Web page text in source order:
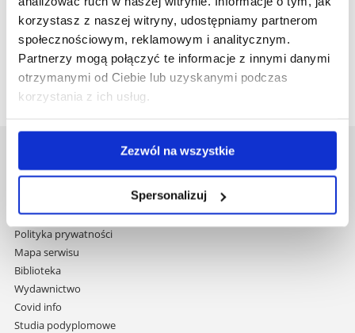
korzystasz z naszej witryny, udostępniamy partnerom
społecznościowym, reklamowym i analitycznym.
Partnerzy mogą połączyć te informacje z innymi danymi
otrzymanymi od Ciebie lub uzyskanymi podczas
korzystania z ich usług.
Zezwól na wszystkie
Spersonalizuj
Rozstrzygnięcie wewnętrznego postępowania
konkursowego na kierowników Katedr
Uniwersytet Rzeszowski
Al. Tadeusza Rejtana 16C
35-959 Rzeszów
Pomiń
nawigację
i
przejdź
do
treści
Polityka prywatności
Mapa serwisu
Biblioteka
Wydawnictwo
Covid info
Studia podyplomowe